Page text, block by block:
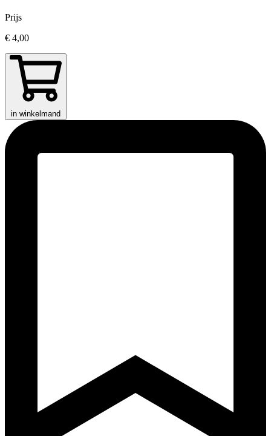
Prijs
€ 4,00
in winkelmand